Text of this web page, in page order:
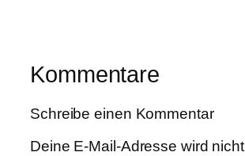
Kommentare
Schreibe einen Kommentar
Deine E-Mail-Adresse wird nicht